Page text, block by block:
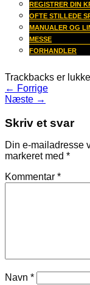
REGISTRER DIN
OFTE STILLEDE
MANUALER OG
MESSE
FORHANDLER
Trackbacks er
← Forrige
Næste →
Skriv et svar
Din e-mailadresse
markeret med *
Kommentar *
Navn *